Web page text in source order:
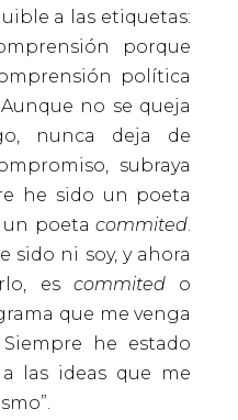
a las etiquetas:
porque
política
no se queja
nunca deja de
subraya
he sido un poeta
un poetacommited
sido ni soy, y ahora
escommited o
que me venga
he estado
las ideas que me